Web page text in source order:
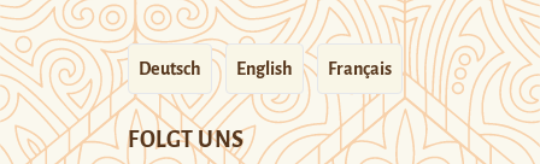
Deutsch English Français
FOLGT UNS